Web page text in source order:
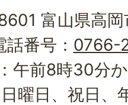
富山県高
話番号： 0766-
午前8時30分
日曜日、祝日